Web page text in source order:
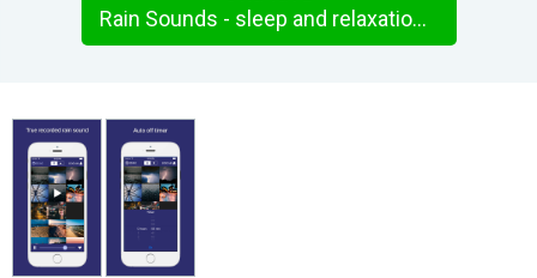
Rain Sounds - sleep and relaxation sounds